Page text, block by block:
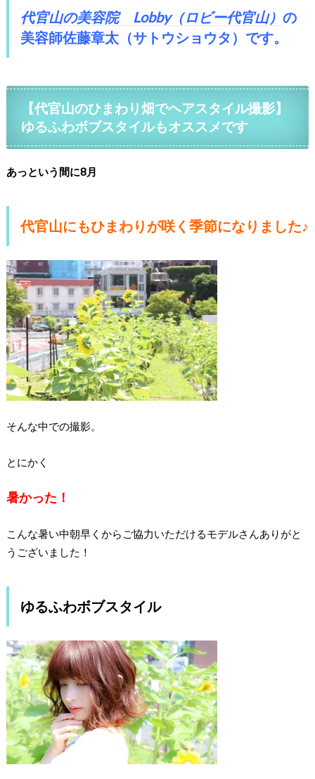
代官山の美容院 Lobby（ロビー代官山） の
美容師佐藤章太（サトウショウタ） です。
【代官山のひまわり畑でヘアスタイル撮影】
ゆるふわボブスタイルもオススメです
あっという間に8月
代官山にもひまわりが咲く季節になりました♪
そんな中での撮影。
とにかく
暑かった！
こんな暑い中朝早くからご協力いただけるモデルさんありがと
うございました！
ゆるふわボブスタイル